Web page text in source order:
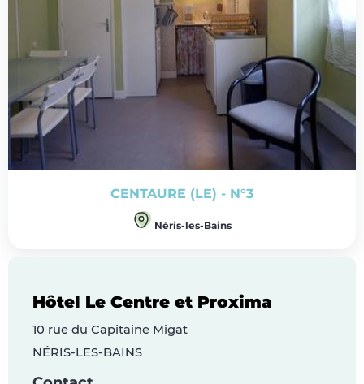
CENTAURE (LE) - N°3
Néris-les-Bains
Hôtel Le Centre et Proxima
10 rue du Capitaine Migat
NÉRIS-LES-BAINS